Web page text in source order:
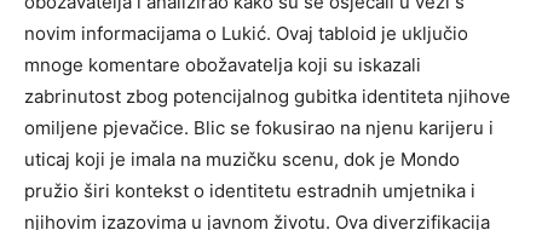
novim informacijama o Lukić. Ovaj tabloid je uključio
mnoge komentare obožavatelja koji su iskazali
zabrinutost zbog potencijalnog gubitka identiteta njihove
omiljene pjevačice. Blic se fokusirao na njenu karijeru i
uticaj koji je imala na muzičku scenu, dok je Mondo
pružio širi kontekst o identitetu estradnih umjetnika i
njihovim izazovima u javnom životu. Ova diverzifikacija